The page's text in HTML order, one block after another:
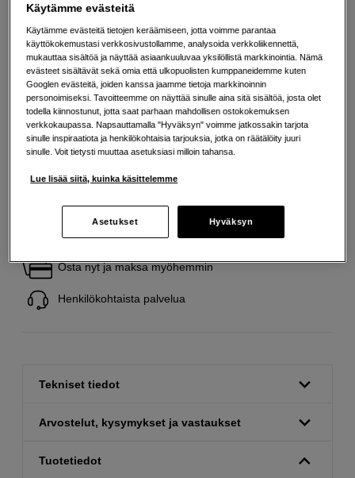
Lisää tietoa
45 EUR
Maksa heti tai jaa useampaan osamaksuun Lue lisää
Määrä
Lisää ostoskoriin
Ilmainen toimitus yli 200 EUR ostoksille
Osta nyt ja maksa myöhemmin
Henkilökohtaista palvelua
Tekniset tiedot
Arvostelut, kysymykset ja vastaukset
Tuotetiedot
Käytämme evästeitä
Käytämme evästeitä tietojen keräämiseen, jotta voimme parantaa
käyttökokemustasi verkkosivustollamme, analysoida verkkoliikennettä,
mukauttaa sisältöä ja näyttää asiaankuuluvaa yksilöllistä markkinointia. Nämä
evästeet sisältävät sekä omia että ulkopuolisten kumppaneidemme kuten
Googlen evästeitä, joiden kanssa jaamme tietoja markkinoinnin
personoimiseksi. Tavoitteemme on näyttää sinulle aina sitä sisältöä, josta olet
todella kiinnostunut, jotta saat parhaan mahdollisen ostokokemuksen
verkkokaupassa. Napsauttamalla "Hyväksyn" voimme jatkossakin tarjota
sinulle inspiraatiota ja henkilökohtaisia tarjouksia, jotka on räätälöity juuri
sinulle. Voit tietysti muuttaa asetuksiasi milloin tahansa.
Lue lisää siitä, kuinka käsittelemme
Asetukset Hyväksyn